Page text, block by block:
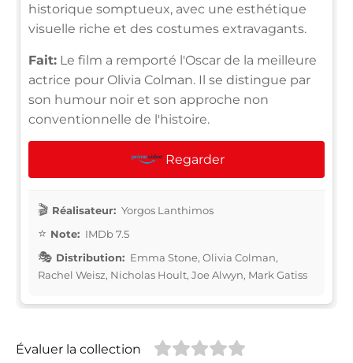
historique somptueux, avec une esthétique
visuelle riche et des costumes extravagants.
Fait: Le film a remporté l'Oscar de la meilleure
actrice pour Olivia Colman. Il se distingue par
son humour noir et son approche non
conventionnelle de l'histoire.
Regarder
Réalisateur: Yorgos Lanthimos
Note: IMDb 7.5
Distribution: Emma Stone, Olivia Colman,
Rachel Weisz, Nicholas Hoult, Joe Alwyn, Mark Gatiss
Évaluer la collection